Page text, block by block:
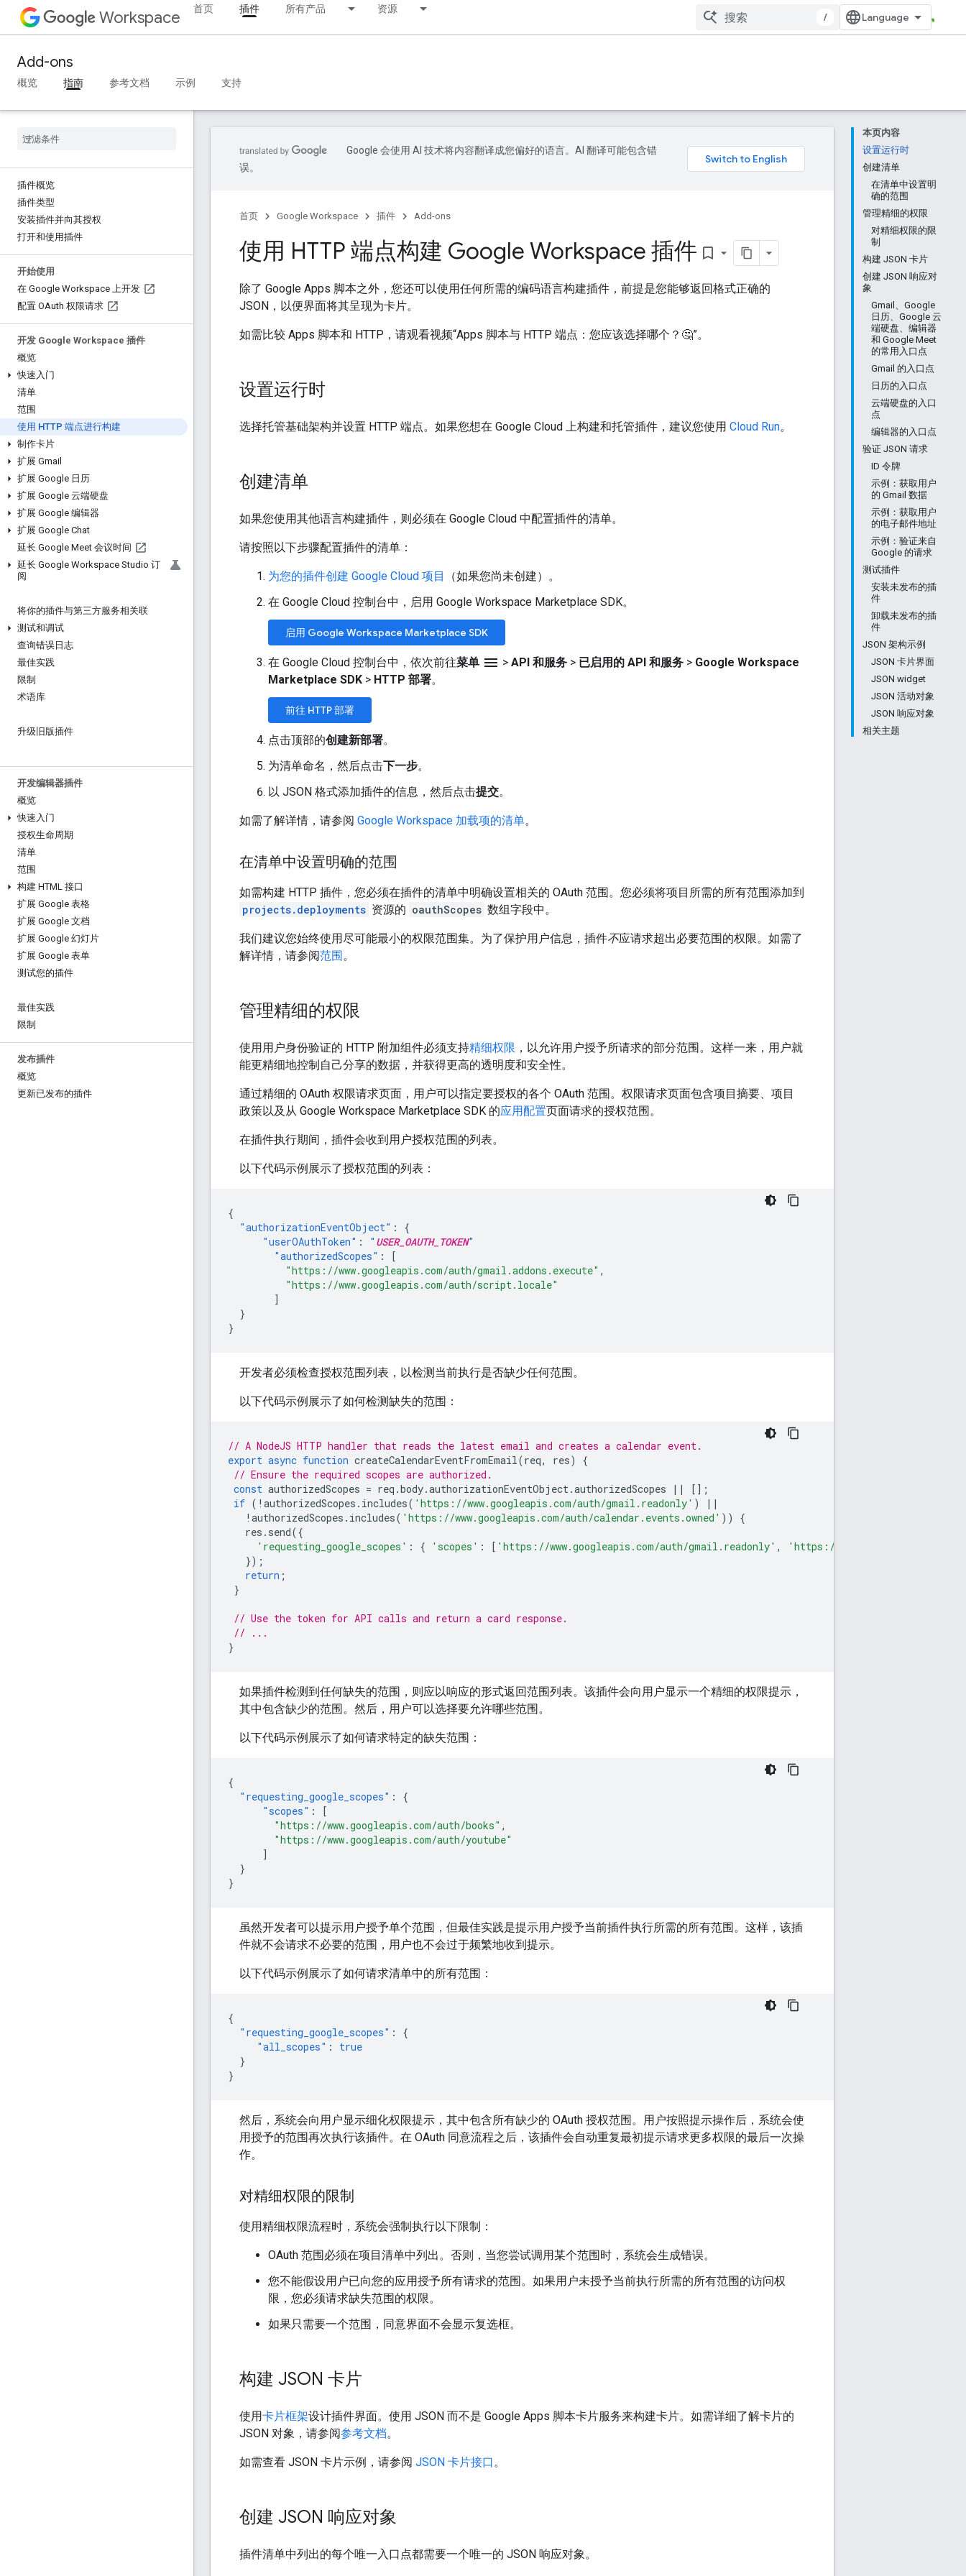
Workspace 首页 插件 所有产品 资源
/
Add-ons
概览 指南 参考文档 示例 支持
插件概览
插件类型
安装插件并向其授权
打开和使用插件
开始使用
在 Google Workspace 上开发
配置 OAuth 权限请求
开发 Google Workspace 插件
概览
快速入门
清单
范围
使用 HTTP 端点进行构建
制作卡片
扩展 Gmail
扩展 Google 日历
扩展 Google 云端硬盘
扩展 Google 编辑器
扩展 Google Chat
延长 Google Meet 会议时间
延长 Google Workspace Studio 订
阅
将你的插件与第三方服务相关联
测试和调试
查询错误日志
最佳实践
限制
术语库
升级旧版插件
开发编辑器插件
概览
快速入门
授权生命周期
清单
范围
构建 HTML 接口
扩展 Google 表格
扩展 Google 文档
扩展 Google 幻灯片
扩展 Google 表单
测试您的插件
最佳实践
限制
发布插件
概览
更新已发布的插件
本页内容
设置运行时
创建清单
在清单中设置明
确的范围
管理精细的权限
对精细权限的限
制
构建 JSON 卡片
创建 JSON 响应对
象
Gmail、Google
日历、Google 云
端硬盘、编辑器
和 Google Meet
的常用入口点
Gmail 的入口点
日历的入口点
云端硬盘的入口
点
编辑器的入口点
验证 JSON 请求
ID 令牌
示例：获取用户
的 Gmail 数据
示例：获取用户
的电子邮件地址
示例：验证来自
Google 的请求
测试插件
安装未发布的插
件
卸载未发布的插
件
JSON 架构示例
JSON 卡片界面
JSON widget
JSON 活动对象
JSON 响应对象
相关主题
Google 会使用 AI 技术将内容翻译成您偏好的语言。AI 翻译可能包含错
误。
首页 Google Workspace 插件 Add-ons
使用 HTTP 端点构建 Google Workspace 插件 bookmark_border
除了 Google Apps 脚本之外，您还可以使用任何所需的编码语言构建插件，前提是您能够返回格式正确的
JSON，以便界面将其呈现为卡片。
如需比较 Apps 脚本和 HTTP，请观看视频“Apps 脚本与 HTTP 端点：您应该选择哪个？🤔”。
设置运行时
选择托管基础架构并设置 HTTP 端点。如果您想在 Google Cloud 上构建和托管插件，建议您使用 Cloud Run。
创建清单
如果您使用其他语言构建插件，则必须在 Google Cloud 中配置插件的清单。
请按照以下步骤配置插件的清单：
为您的插件创建 Google Cloud 项目
（如果您尚未创建）。
在 Google Cloud 控制台中，启用 Google Workspace Marketplace SDK。
启用 Google Workspace Marketplace SDK
在 Google Cloud 控制台中，依次前往菜单 menu > API 和服务 > 已启用的 API 和服务 > Google Workspace
Marketplace SDK > HTTP 部署。
前往 HTTP 部署
点击顶部的创建新部署。
为清单命名，然后点击下一步。
以 JSON 格式添加插件的信息，然后点击提交。
如需了解详情，请参阅 Google Workspace 加载项的清单。
在清单中设置明确的范围
如需构建 HTTP 插件，您必须在插件的清单中明确设置相关的 OAuth 范围。您必须将项目所需的所有范围添加到
projects.deployments 资源的 oauthScopes 数组字段中。
我们建议您始终使用尽可能最小的权限范围集。为了保护用户信息，插件不应请求超出必要范围的权限。如需了
解详情，请参阅范围。
管理精细的权限
使用用户身份验证的 HTTP 附加组件必须支持精细权限 ，以允许用户授予所请求的部分范围。这样一来，用户就
能更精细地控制自己分享的数据，并获得更高的透明度和安全性。
通过精细的 OAuth 权限请求页面，用户可以指定要授权的各个 OAuth 范围。权限请求页面包含项目摘要、项目
政策以及从 Google Workspace Marketplace SDK 的应用配置页面请求的授权范围。
在插件执行期间，插件会收到用户授权范围的列表。
以下代码示例展示了授权范围的列表：
{
"authorizationEventObject" :
{
"userOAuthToken" : " USER_OAUTH_TOKEN"
"authorizedScopes" :
[
"https://www.googleapis.com/auth/gmail.addons.execute" ,
"https://www.googleapis.com/auth/script.locale"
]
}
}
开发者必须检查授权范围列表，以检测当前执行是否缺少任何范围。
以下代码示例展示了如何检测缺失的范围：
// A NodeJS HTTP handler that reads the latest email and creates a calendar event.
export async function createCalendarEventFromEmail(req, res)
{
// Ensure the required scopes are authorized.
const authorizedScopes = req .body.authorizationEventObject.authorizedScopes ||
[];
if ( ! authorizedScopes . includes( 'https://www.googleapis.com/auth/gmail.readonly' )
||
! authorizedScopes . includes( 'https://www.googleapis.com/auth/calendar.events.owned' ))
{
res . send({
'requesting_google_scopes' : { 'scopes' : [ 'https://www.googleapis.com/auth/gmail.readonly' ,
'https://www.googleapis.com/
});
return ;
}
// Use the token for API calls and return a card response.
// ...
}
如果插件检测到任何缺失的范围，则应以响应的形式返回范围列表。该插件会向用户显示一个精细的权限提示，
其中包含缺少的范围。然后，用户可以选择要允许哪些范围。
以下代码示例展示了如何请求特定的缺失范围：
{
"requesting_google_scopes" :
{
"scopes" :
[
"https://www.googleapis.com/auth/books" ,
"https://www.googleapis.com/auth/youtube"
]
}
}
虽然开发者可以提示用户授予单个范围，但最佳实践是提示用户授予当前插件执行所需的所有范围。这样，该插
件就不会请求不必要的范围，用户也不会过于频繁地收到提示。
以下代码示例展示了如何请求清单中的所有范围：
{
"requesting_google_scopes" :
{
"all_scopes" :
true
}
}
然后，系统会向用户显示细化权限提示，其中包含所有缺少的 OAuth 授权范围。用户按照提示操作后，系统会使
用授予的范围再次执行该插件。在 OAuth 同意流程之后，该插件会自动重复最初提示请求更多权限的最后一次操
作。
对精细权限的限制
使用精细权限流程时，系统会强制执行以下限制：
OAuth 范围必须在项目清单中列出。否则，当您尝试调用某个范围时，系统会生成错误。
您不能假设用户已向您的应用授予所有请求的范围。如果用户未授予当前执行所需的所有范围的访问权
限，您必须请求缺失范围的权限。
如果只需要一个范围，同意界面不会显示复选框。
构建 JSON 卡片
使用卡片框架设计插件界面。使用 JSON 而不是 Google Apps 脚本卡片服务来构建卡片。如需详细了解卡片的
JSON 对象，请参阅参考文档。
如需查看 JSON 卡片示例，请参阅 JSON 卡片接口。
创建 JSON 响应对象
插件清单中列出的每个唯一入口点都需要一个唯一的 JSON 响应对象。